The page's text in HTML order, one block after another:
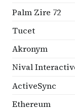
Palm Zire 72
Tucet
Akronym
Nival
ActiveSync
Ethereum